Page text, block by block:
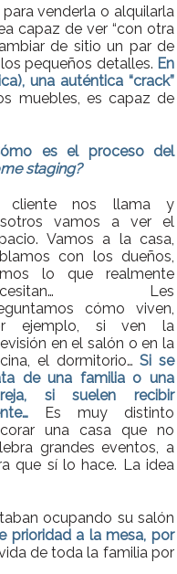
venderla o alquilarla
capaz de ver “con otra
de sitio un par de
pequeños detalles. En
una auténtica “crack”
muebles, es capaz de
es el proceso del
staging?
cliente nos llama y
vamos a ver el
Vamos a la casa,
con los dueños,
lo que realmente
Les
cómo viven,
ejemplo, si ven la
en el salón o en la
el dormitorio… Si se
de una familia o una
si suelen recibir
Es muy distinto
una casa que no
grandes eventos, a
que sí lo hace. La idea
ocupando su salón
prioridad a la mesa, por
de toda la familia por